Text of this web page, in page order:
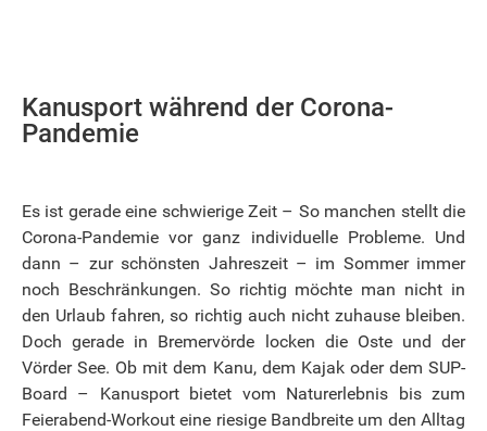
Kanusport während der Corona-
Pandemie
Es ist gerade eine schwierige Zeit – So manchen stellt die
Corona-Pandemie vor ganz individuelle Probleme. Und
dann – zur schönsten Jahreszeit – im Sommer immer
noch Beschränkungen. So richtig möchte man nicht in
den Urlaub fahren, so richtig auch nicht zuhause bleiben.
Doch gerade in Bremervörde locken die Oste und der
Vörder See. Ob mit dem Kanu, dem Kajak oder dem SUP-
Board – Kanusport bietet vom Naturerlebnis bis zum
Feierabend-Workout eine riesige Bandbreite um den Alltag